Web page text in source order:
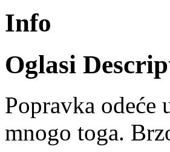
Info
Oglasi
Popravka odeće
mnogo toga.